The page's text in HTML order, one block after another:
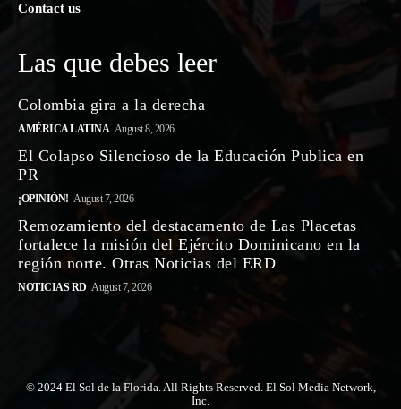
Contact us
Las que debes leer
Colombia gira a la derecha
AMÉRICA LATINA August 8, 2026
El Colapso Silencioso de la Educación Publica en
PR
¡OPINIÓN! August 7, 2026
Remozamiento del destacamento de Las Placetas
fortalece la misión del Ejército Dominicano en la
región norte. Otras Noticias del ERD
NOTICIAS RD August 7, 2026
© 2024 El Sol de la Florida. All Rights Reserved. El Sol Media Network,
Inc.